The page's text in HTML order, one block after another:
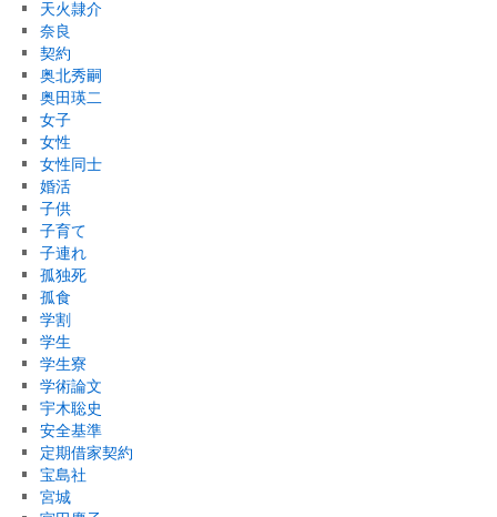
天火隷介
奈良
契約
奥北秀嗣
奥田瑛二
女子
女性
女性同士
婚活
子供
子育て
子連れ
孤独死
孤食
学割
学生
学生寮
学術論文
宇木聡史
安全基準
定期借家契約
宝島社
宮城